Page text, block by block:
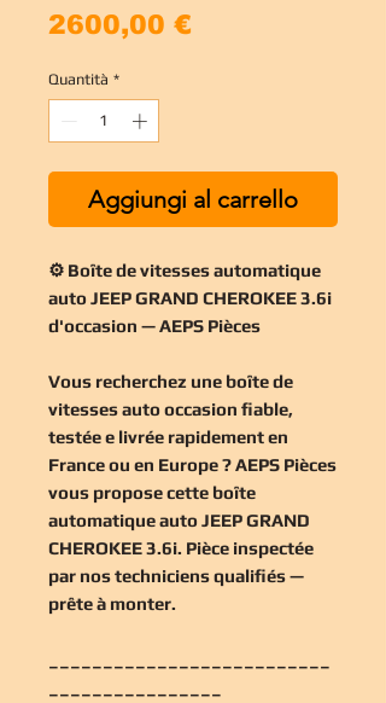
2600,00 €
Quantità *
Aggiungi al carrello
⚙️ Boîte de vitesses automatique
auto JEEP GRAND CHEROKEE 3.6i
d'occasion — AEPS Pièces
Vous recherchez une boîte de
vitesses auto occasion fiable,
testée e livrée rapidement en
France ou en Europe ? AEPS Pièces
vous propose cette boîte
automatique auto JEEP GRAND
CHEROKEE 3.6i. Pièce inspectée
par nos techniciens qualifiés —
prête à monter.